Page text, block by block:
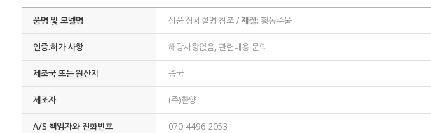
품명 및 모델명 상품 상세설명 참조 /재질: 황동주물
인증.허가 사항 해당사항없음, 관련내용 문의
제조국 또는 원산지 중국
제조자 (주)한양
A/S 책임자와 전화번호 070-4496-2053